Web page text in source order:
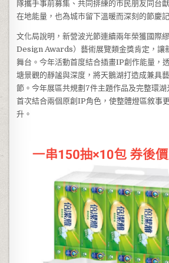
隊攜手事前募集、共同排練的市民朋友同台
在地能量，也為城市留下溫暖而深刻的節慶
文化局說明，新營波光節連續兩年榮獲國際
Design Awards）藝術展覽類金獎肯定，讓
舞台。今年活動首度結合插畫IP創作能量，
塘景觀的靜謐與深度，將天鵝湖打造成兼具
節。今年展區共規劃7件主題作品及完整環
首次結合兩個原創IP角色，使整體燈區敘事
升。